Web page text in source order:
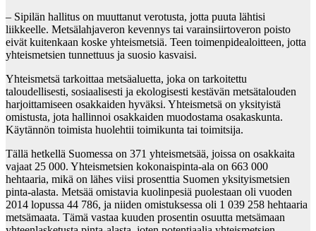
– Sipilän hallitus on muuttanut verotusta, jotta puuta lähtisi
liikkeelle. Metsälahjaveron kevennys tai varainsiirtoveron poisto
eivät kuitenkaan koske yhteismetsiä. Teen toimenpidealoitteen, jotta
yhteismetsien tunnettuus ja suosio kasvaisi.
Yhteismetsä tarkoittaa metsäaluetta, joka on tarkoitettu
taloudellisesti, sosiaalisesti ja ekologisesti kestävän metsätalouden
harjoittamiseen osakkaiden hyväksi. Yhteismetsä on yksityistä
omistusta, jota hallinnoi osakkaiden muodostama osakaskunta.
Käytännön toimista huolehtii toimikunta tai toimitsija.
Tällä hetkellä Suomessa on 371 yhteismetsää, joissa on osakkaita
vajaat 25 000. Yhteismetsien kokonaispinta-ala on 663 000
hehtaaria, mikä on lähes viisi prosenttia Suomen yksityismetsien
pinta-alasta. Metsää omistavia kuolinpesiä puolestaan oli vuoden
2014 lopussa 44 786, ja niiden omistuksessa oli 1 039 258 hehtaaria
metsämaata. Tämä vastaa kuuden prosentin osuutta metsämaan